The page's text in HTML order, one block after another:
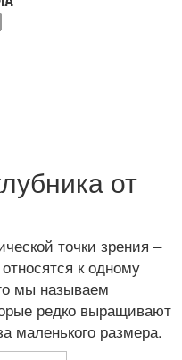
от
точки зрения –
к одному
мы называем
редко выращивают
маленького размера.